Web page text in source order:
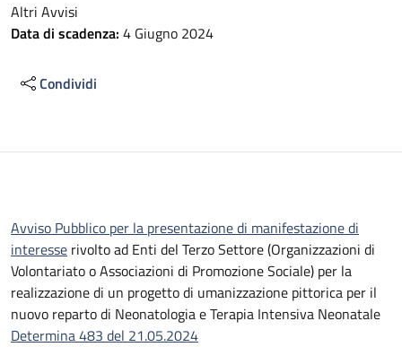
Altri Avvisi
Data di scadenza: 4 Giugno 2024
Condividi
Avviso Pubblico per la presentazione di manifestazione di
interesse rivolto ad Enti del Terzo Settore (Organizzazioni di
Volontariato o Associazioni di Promozione Sociale) per la
realizzazione di un progetto di umanizzazione pittorica per il
nuovo reparto di Neonatologia e Terapia Intensiva Neonatale
Determina 483 del 21.05.2024